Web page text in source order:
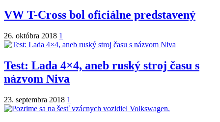
VW T-Cross bol oficiálne predstavený
26. októbra 2018 1
Test: Lada 4×4, aneb ruský stroj času s
názvom Niva
23. septembra 2018 1